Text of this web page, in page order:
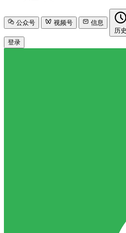
公众号 视频号
信息
历史
登录